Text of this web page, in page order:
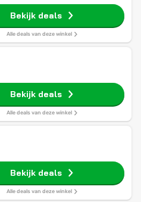
Bekijk deals
Alle deals van deze winkel
Bekijk deals
Alle deals van deze winkel
Bekijk deals
Alle deals van deze winkel